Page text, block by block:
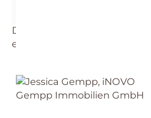
Die dargestellte Position der
eine ungefähre Angabe.